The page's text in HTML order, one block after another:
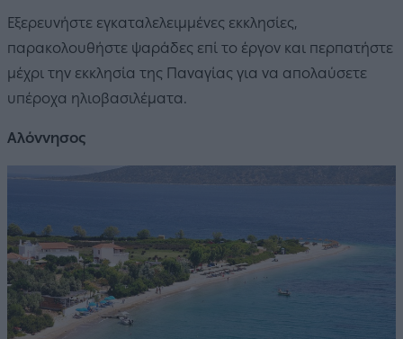
Εξερευνήστε εγκαταλελειμμένες εκκλησίες,
παρακολουθήστε ψαράδες επί το έργον και περπατήστε
μέχρι την εκκλησία της Παναγίας για να απολαύσετε
υπέροχα ηλιοβασιλέματα.
Αλόννησος